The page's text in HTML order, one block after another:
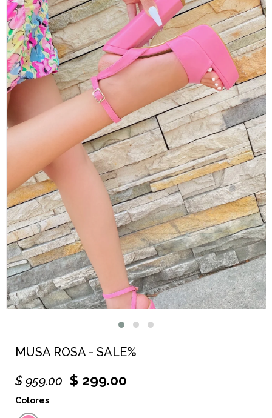
MUSA ROSA - SALE%
$ 959.00 $ 299.00
Colores